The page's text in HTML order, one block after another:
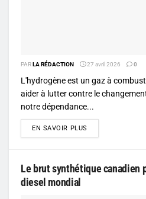
PARLA RÉDACTION 27 avril 2026 0
L'hydrogène est un gaz à
aider à lutter contre le
notre dépendance...
EN SAVOIR PLUS
Le brut synthétique canadien
diesel mondial